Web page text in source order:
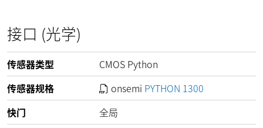
接口 (光学)
传感器类型
CMOS Python
传感器规格
onsemi PYTHON 1300
快门
全局